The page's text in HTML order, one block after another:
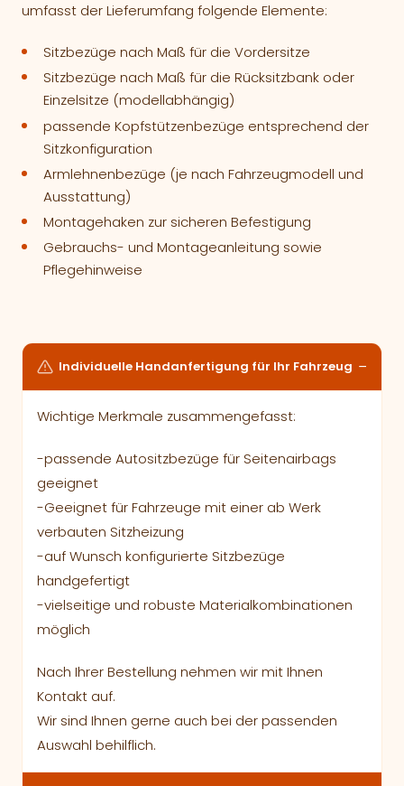
umfasst der Lieferumfang folgende Elemente:
Sitzbezüge nach Maß für die Vordersitze
Sitzbezüge nach Maß für die Rücksitzbank oder
Einzelsitze (modellabhängig)
passende Kopfstützenbezüge entsprechend der
Sitzkonfiguration
Armlehnenbezüge (je nach Fahrzeugmodell und
Ausstattung)
Montagehaken zur sicheren Befestigung
Gebrauchs- und Montageanleitung sowie
Pflegehinweise
Individuelle Handanfertigung für Ihr Fahrzeug
Wichtige Merkmale zusammengefasst:
-passende Autositzbezüge für Seitenairbags
geeignet
-Geeignet für Fahrzeuge mit einer ab Werk
verbauten Sitzheizung
-auf Wunsch konfigurierte Sitzbezüge
handgefertigt
-vielseitige und robuste Materialkombinationen
möglich
Nach Ihrer Bestellung nehmen wir mit Ihnen
Kontakt auf.
Wir sind Ihnen gerne auch bei der passenden
Auswahl behilflich.